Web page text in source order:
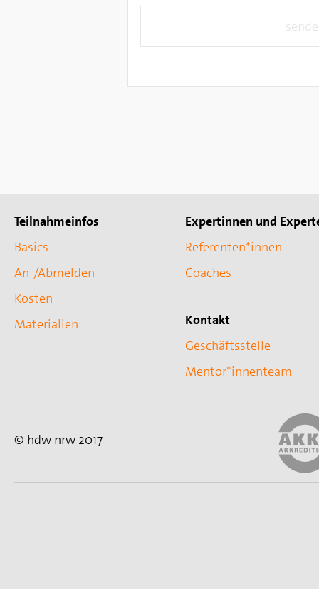
Teilnahmeinfos
Basics
An-/Abmelden
Kosten
Materialien
Expertinnen und
Referenten*innen
Coaches
Kontakt
Geschäftsstelle
Mentor*innenteam
© hdw nrw 2017